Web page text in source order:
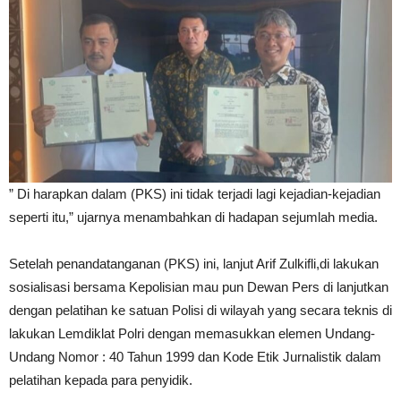
” Di harapkan dalam (PKS) ini tidak terjadi lagi kejadian-kejadian
seperti itu,” ujarnya menambahkan di hadapan sejumlah media.
Setelah penandatanganan (PKS) ini, lanjut Arif Zulkifli,di lakukan
sosialisasi bersama Kepolisian mau pun Dewan Pers di lanjutkan
dengan pelatihan ke satuan Polisi di wilayah yang secara teknis di
lakukan Lemdiklat Polri dengan memasukkan elemen Undang-
Undang Nomor : 40 Tahun 1999 dan Kode Etik Jurnalistik dalam
pelatihan kepada para penyidik.